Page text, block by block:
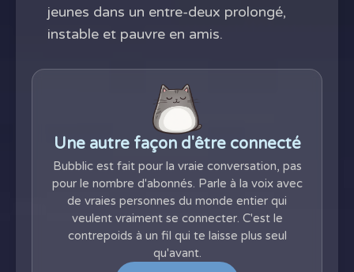
jeunes dans un entre-deux prolongé,
instable et pauvre en amis.
Une autre façon d'être connecté
Bubblic est fait pour la vraie conversation, pas
pour le nombre d'abonnés. Parle à la voix avec
de vraies personnes du monde entier qui
veulent vraiment se connecter. C'est le
contrepoids à un fil qui te laisse plus seul
qu'avant.